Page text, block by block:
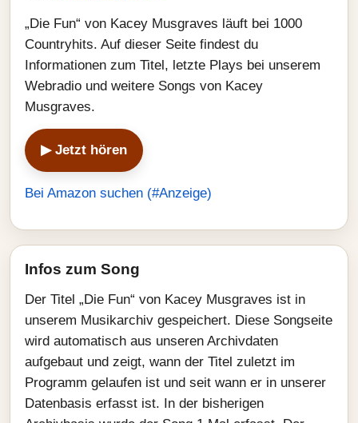
„Die Fun“ von Kacey Musgraves läuft bei 1000
Countryhits. Auf dieser Seite findest du
Informationen zum Titel, letzte Plays bei unserem
Webradio und weitere Songs von Kacey
Musgraves.
▶ Jetzt hören
Bei Amazon suchen (#Anzeige)
Infos zum Song
Der Titel „Die Fun“ von Kacey Musgraves ist in
unserem Musikarchiv gespeichert. Diese Songseite
wird automatisch aus unseren Archivdaten
aufgebaut und zeigt, wann der Titel zuletzt im
Programm gelaufen ist und seit wann er in unserer
Datenbasis erfasst ist. In der bisherigen